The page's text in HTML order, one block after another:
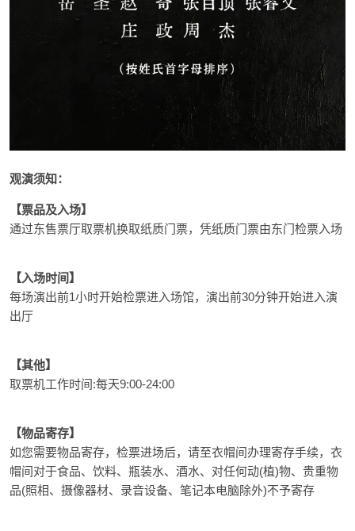
观演须知：
【票品及入场】
通过东售票厅取票机换取纸质门票，凭纸质门票由东门检票入场
【入场时间】
每场演出前1小时开始检票进入场馆，演出前30分钟开始进入演
出厅
【其他】
取票机工作时间:每天9:00-24:00
【物品寄存】
如您需要物品寄存，检票进场后，请至衣帽间办理寄存手续，衣
帽间对于食品、饮料、瓶装水、酒水、对任何动(植)物、贵重物
品(照相、摄像器材、录音设备、笔记本电脑除外)不予寄存